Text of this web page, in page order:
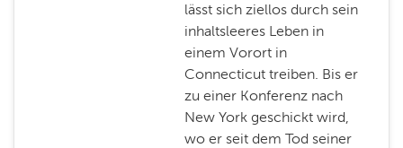
lässt sich ziellos durch sein
inhaltsleeres Leben in
einem Vorort in
Connecticut treiben. Bis er
zu einer Konferenz nach
New York geschickt wird,
wo er seit dem Tod seiner